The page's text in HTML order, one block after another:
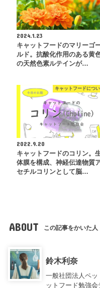
2024.1.23
キャットフードのマリーゴ
ルド。抗酸化作用のある黄
の天然色素ルテインが…
キャットフードにつ
2022.9.20
キャットフードのコリン。
体膜を構成、神経伝達物質
セチルコリンとして脳…
ABOUT この記事をかいた人
鈴木利奈
一般社団法人ペ
ットフード勉強